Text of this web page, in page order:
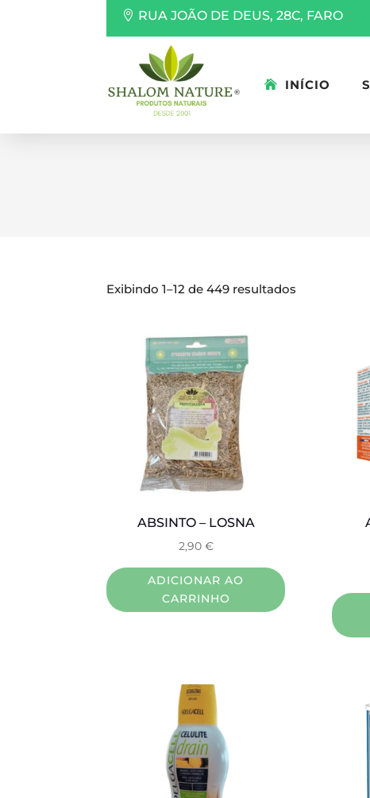
RUA JOÃO DE DEUS, 28C, FARO
INÍCIO
Exibindo 1–12 de 449 resultados
ABSINTO – LOSNA
2,90 €
ADICIONAR AO
CARRINHO